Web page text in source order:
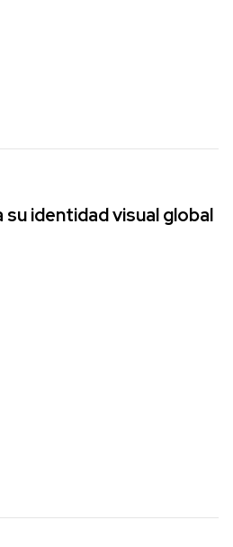
su identidad visual global